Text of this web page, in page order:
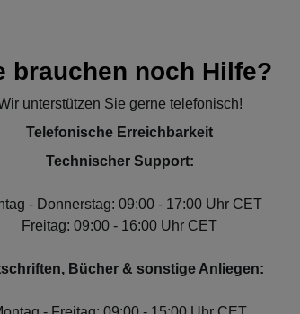
brauchen noch Hilfe?
unterstützen Sie gerne telefonisch!
Telefonische Erreichbarkeit
Technischer Support:
- Donnerstag: 09:00 - 17:00 Uhr CET
Freitag: 09:00 - 16:00 Uhr CET
Bücher & sonstige Anliegen: